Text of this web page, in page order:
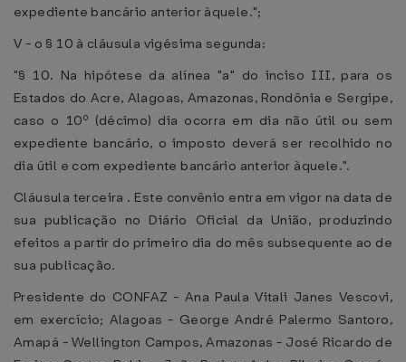
expediente bancário anterior àquele.";
V - o § 10 à cláusula vigésima segunda:
"§ 10. Na hipótese da alínea "a" do inciso III, para os
Estados do Acre, Alagoas, Amazonas, Rondônia e Sergipe,
caso o 10º (décimo) dia ocorra em dia não útil ou sem
expediente bancário, o imposto deverá ser recolhido no
dia útil e com expediente bancário anterior àquele.".
Cláusula terceira . Este convênio entra em vigor na data de
sua publicação no Diário Oficial da União, produzindo
efeitos a partir do primeiro dia do mês subsequente ao de
sua publicação.
Presidente do CONFAZ - Ana Paula Vitali Janes Vescovi,
em exercício; Alagoas - George André Palermo Santoro,
Amapá - Wellington Campos, Amazonas - José Ricardo de